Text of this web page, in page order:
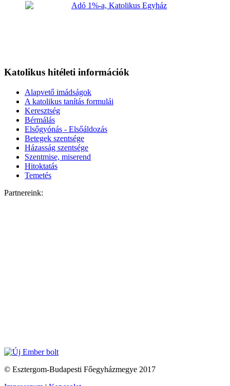
Katolikus hitéleti információk
Alapvető imádságok
A katolikus tanítás formulái
Keresztség
Bérmálás
Elsőgyónás - Elsőáldozás
Betegek szentsége
Házasság szentsége
Szentmise, miserend
Hitoktatás
Temetés
Partnereink:
© Esztergom-Budapesti Főegyházmegye 2017